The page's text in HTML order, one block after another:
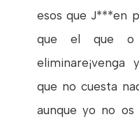
esos que J***en
que el que
eliminare¡venga
que no cuesta
aunque yo no